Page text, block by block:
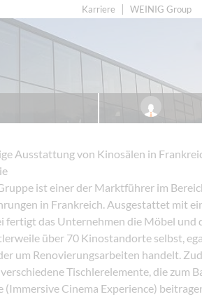
Karriere WEINIG Group
Ausstattung von Kinosälen in
ist einer der Marktführer im
in Frankreich. Ausgestattet mit
fertigt das Unternehmen die Möbel und
über 70 Kinostandorte selbst,
um Renovierungsarbeiten handelt.
Tischlerelemente, die zum
(Immersive Cinema Experience)